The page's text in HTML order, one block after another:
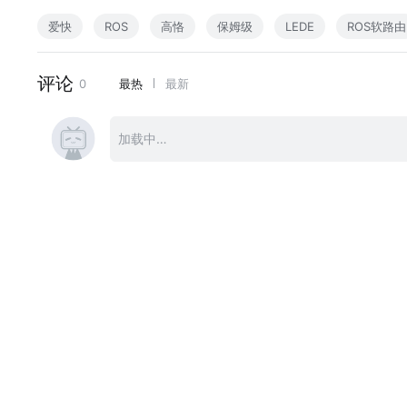
官网：http://www.VedioTalk.com
爱快 ROS 高恪 保姆级 LEDE ROS软路由